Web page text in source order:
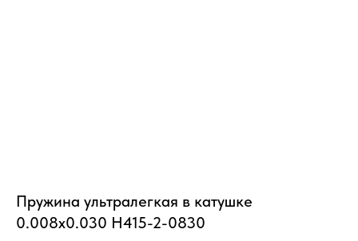
Пружина ультралегкая в катушке
0.008х0.030 H415-2-0830